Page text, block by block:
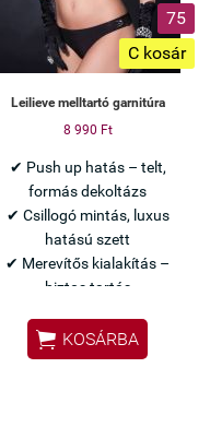
75
C kosár
Leilieve melltartó garnitúra
8 990 Ft
✔ Push up hatás – telt,
formás dekoltázs
✔ Csillogó mintás, luxus
hatású szett
✔ Merevítős kialakítás –
biztos tartás
Olasz Leilieve minőség
Elegáns és csábító szett –
 KOSÁRBA